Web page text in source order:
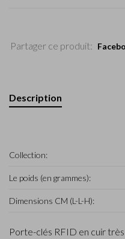
Partager ce produit:
Description
Collection:
Le poids (en grammes):
Dimensions CM (L-L-H):
Porte-clés RFID en cuir